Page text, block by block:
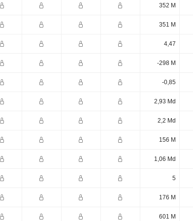
352 M
351 M
4,47
-298 M
-0,85
2,93 Md
2,2 Md
156 M
1,06 Md
5
176 M
601 M